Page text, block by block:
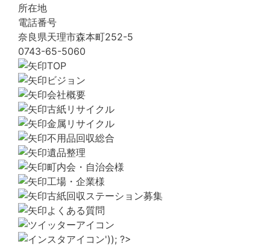
所在地
電話番号
奈良県天理市森本町252-5
0743-65-5060
TOP
ビジョン
会社概要
古紙リサイクル
金属リサイクル
不用品回収総合
遺品整理
町内会・自治会様
工場・企業様
古紙回収ステーション募集
よくある質問